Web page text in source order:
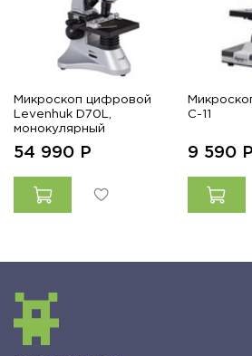
Микроскоп цифровой
Levenhuk D70L,
монокулярный
54 990 Р
С-11
9 590 Р